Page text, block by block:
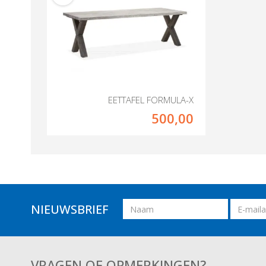
EETTAFEL FORMULA-X
500,00
NIEUWSBRIEF Naam
Email
adres